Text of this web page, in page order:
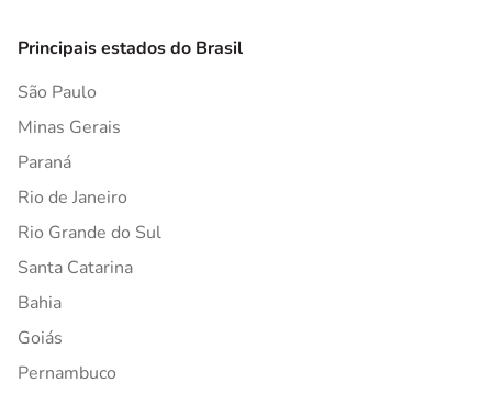
Principais estados do Brasil
São Paulo
Minas Gerais
Paraná
Rio de Janeiro
Rio Grande do Sul
Santa Catarina
Bahia
Goiás
Pernambuco